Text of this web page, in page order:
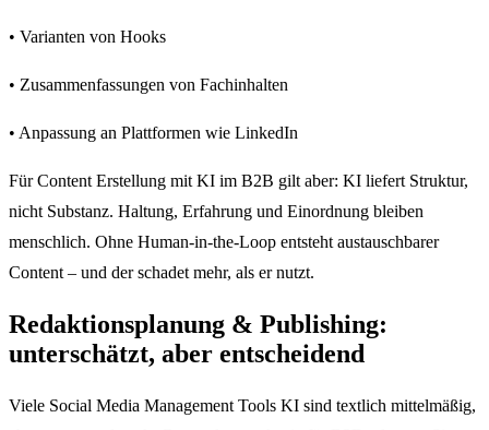
• Varianten von Hooks
• Zusammenfassungen von Fachinhalten
• Anpassung an Plattformen wie LinkedIn
Für Content Erstellung mit KI im B2B gilt aber: KI liefert Struktur,
nicht Substanz. Haltung, Erfahrung und Einordnung bleiben
menschlich. Ohne Human-in-the-Loop entsteht austauschbarer
Content – und der schadet mehr, als er nutzt.
Redaktionsplanung & Publishing:
unterschätzt, aber entscheidend
Viele Social Media Management Tools KI sind textlich mittelmäßig,